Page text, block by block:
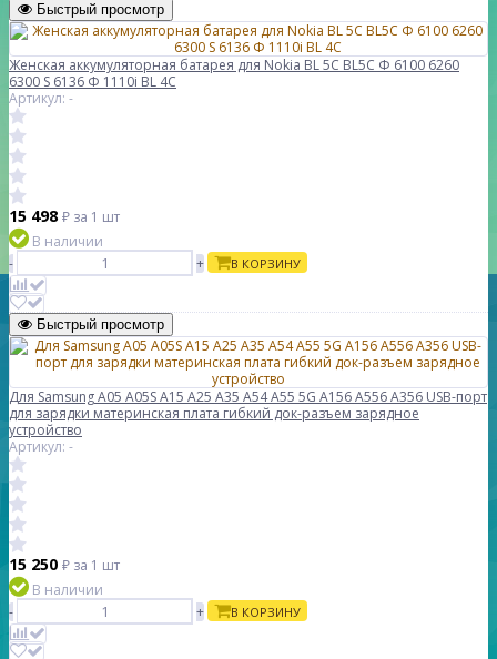
Быстрый просмотр
Женская аккумуляторная батарея для Nokia BL 5C BL5C Φ 6100 6260
6300 S 6136 Φ 1110i BL 4C
Артикул: -
15 498 ₽ за 1 шт
В наличии
-
+ В КОРЗИНУ
Быстрый просмотр
Для Samsung A05 A05S A15 A25 A35 A54 A55 5G A156 A556 A356 USB-порт
для зарядки материнская плата гибкий док-разъем зарядное
устройство
Артикул: -
15 250 ₽ за 1 шт
В наличии
-
+ В КОРЗИНУ